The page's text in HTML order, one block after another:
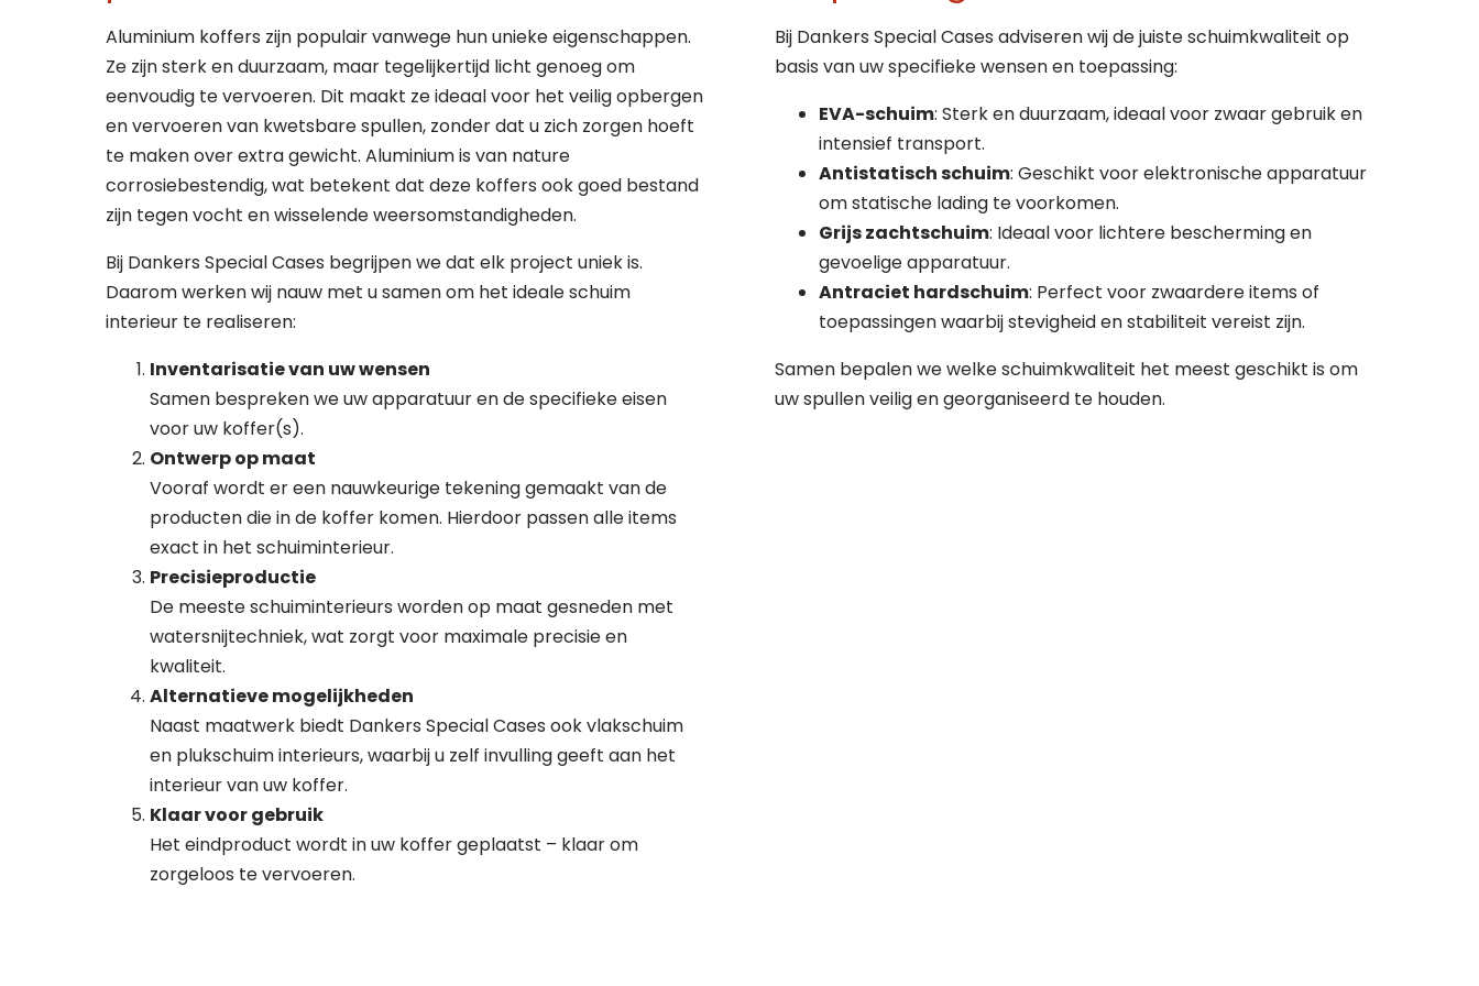
Aluminium koffers zijn populair vanwege hun unieke eigenschappen.
Ze zijn sterk en duurzaam, maar tegelijkertijd licht genoeg om
eenvoudig te vervoeren. Dit maakt ze ideaal voor het veilig opbergen
en vervoeren van kwetsbare spullen, zonder dat u zich zorgen hoeft
te maken over extra gewicht. Aluminium is van nature
corrosiebestendig, wat betekent dat deze koffers ook goed bestand
zijn tegen vocht en wisselende weersomstandigheden.
Bij Dankers Special Cases begrijpen we dat elk project uniek is.
Daarom werken wij nauw met u samen om het ideale schuim
interieur te realiseren:
Inventarisatie van uw wensen
Samen bespreken we uw apparatuur en de specifieke eisen
voor uw koffer(s).
Ontwerp op maat
Vooraf wordt er een nauwkeurige tekening gemaakt van de
producten die in de koffer komen. Hierdoor passen alle items
exact in het schuiminterieur.
Precisieproductie
De meeste schuiminterieurs worden op maat gesneden met
watersnijtechniek, wat zorgt voor maximale precisie en
kwaliteit.
Alternatieve mogelijkheden
Naast maatwerk biedt Dankers Special Cases ook vlakschuim
en plukschuim interieurs, waarbij u zelf invulling geeft aan het
interieur van uw koffer.
Klaar voor gebruik
Het eindproduct wordt in uw koffer geplaatst – klaar om
zorgeloos te vervoeren.
Bij Dankers Special Cases adviseren wij de juiste schuimkwaliteit op
basis van uw specifieke wensen en toepassing:
EVA-schuim: Sterk en duurzaam, ideaal voor zwaar gebruik en
intensief transport.
Antistatisch schuim: Geschikt voor elektronische apparatuur
om statische lading te voorkomen.
Grijs zachtschuim: Ideaal voor lichtere bescherming en
gevoelige apparatuur.
Antraciet hardschuim: Perfect voor zwaardere items of
toepassingen waarbij stevigheid en stabiliteit vereist zijn.
Samen bepalen we welke schuimkwaliteit het meest geschikt is om
uw spullen veilig en georganiseerd te houden.
Verzenden
Verzenden